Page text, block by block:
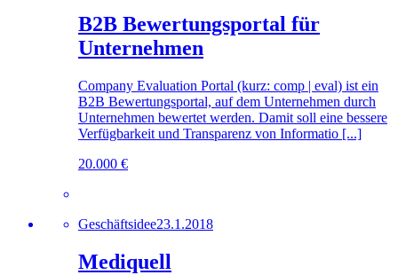
B2B Bewertungsportal für
Unternehmen
Company Evaluation Portal (kurz: comp | eval) ist ein
B2B Bewertungsportal, auf dem Unternehmen durch
Unternehmen bewertet werden. Damit soll eine bessere
Verfügbarkeit und Transparenz von Informatio [...]
20.000 €
Geschäftsidee23.1.2018
Mediquell